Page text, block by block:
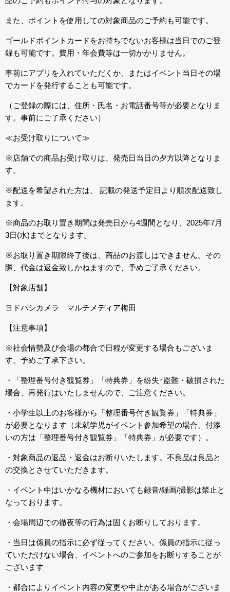
また、ポイントを使用しての対象商品のご予約も可能です。
ゴールドポイントカードをお持ちでないお客様は当日でのご登
録も可能です。費用・年会費等は一切かかりません。
事前にアプリを入れていただくか、またはイベント当日その場
でカードを発行することも可能です。
（ご登録の際には、住所・氏名・お電話番号等が必要となりま
す。事前にご了承ください）
≪お受け取りについて≫
※店舗での商品お受け取りは、発売日当日の夕方以降となりま
す。
※配送を希望された方は、 記載の発送予定日より順次配送致し
ます。
※商品のお取り置き期間は発売日から4週間となり、2025年7月
3日(水)までとなります。
※お取り置き期限終了後は、商品のお渡しはできません。その
際、代金は返金致しかねますので、予めご了承ください。
【対象店舗】
ヨドバシカメラ マルチメディア梅田
【注意事項】
※社会情勢及び会場の都合で日程が変更する場合もございま
す。予めご了承下さい。
・「整理番号付き観覧券」「特典券」を紛失･盗難・破損された
場合、再発行はいたしませんので、ご注意ください。
・小学生以上のお客様から「整理番号付き観覧券」「特典券」
が必要となります（未就学児がイベント参加希望の場合、付添
いの方は「整理番号付き観覧券」「特典券」が必要です）。
・対象商品の返品・返金はお断りいたします。不良品は良品と
の交換とさせていただきます。
・イベント中はいかなる機材においても録音/録画/撮影は禁止と
なっております。
・会場周辺での徹夜等の行為は固くお断りしております。
・当日は係員の指示に必ず従ってください。係員の指示に従っ
ていただけない場合、イベントへのご参加をお断りすることが
ございます
・都合によりイベント内容の変更や中止がある場合がございま